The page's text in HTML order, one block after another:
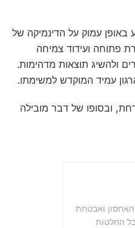
באופן עמוק על הדינמיקה של
פתוחה ועידוד צמיחה
ולהשיג תוצאות מדהימות.
עמיד המוקדש למשימתו.
ובסופו של דבר מובילה
האחסון ואבטחת
החלטות